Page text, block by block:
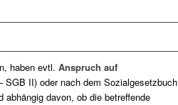
haben evtl. Anspruch auf
SGB II) oder nach dem Sozialgesetzbuch
davon, ob die betreffende